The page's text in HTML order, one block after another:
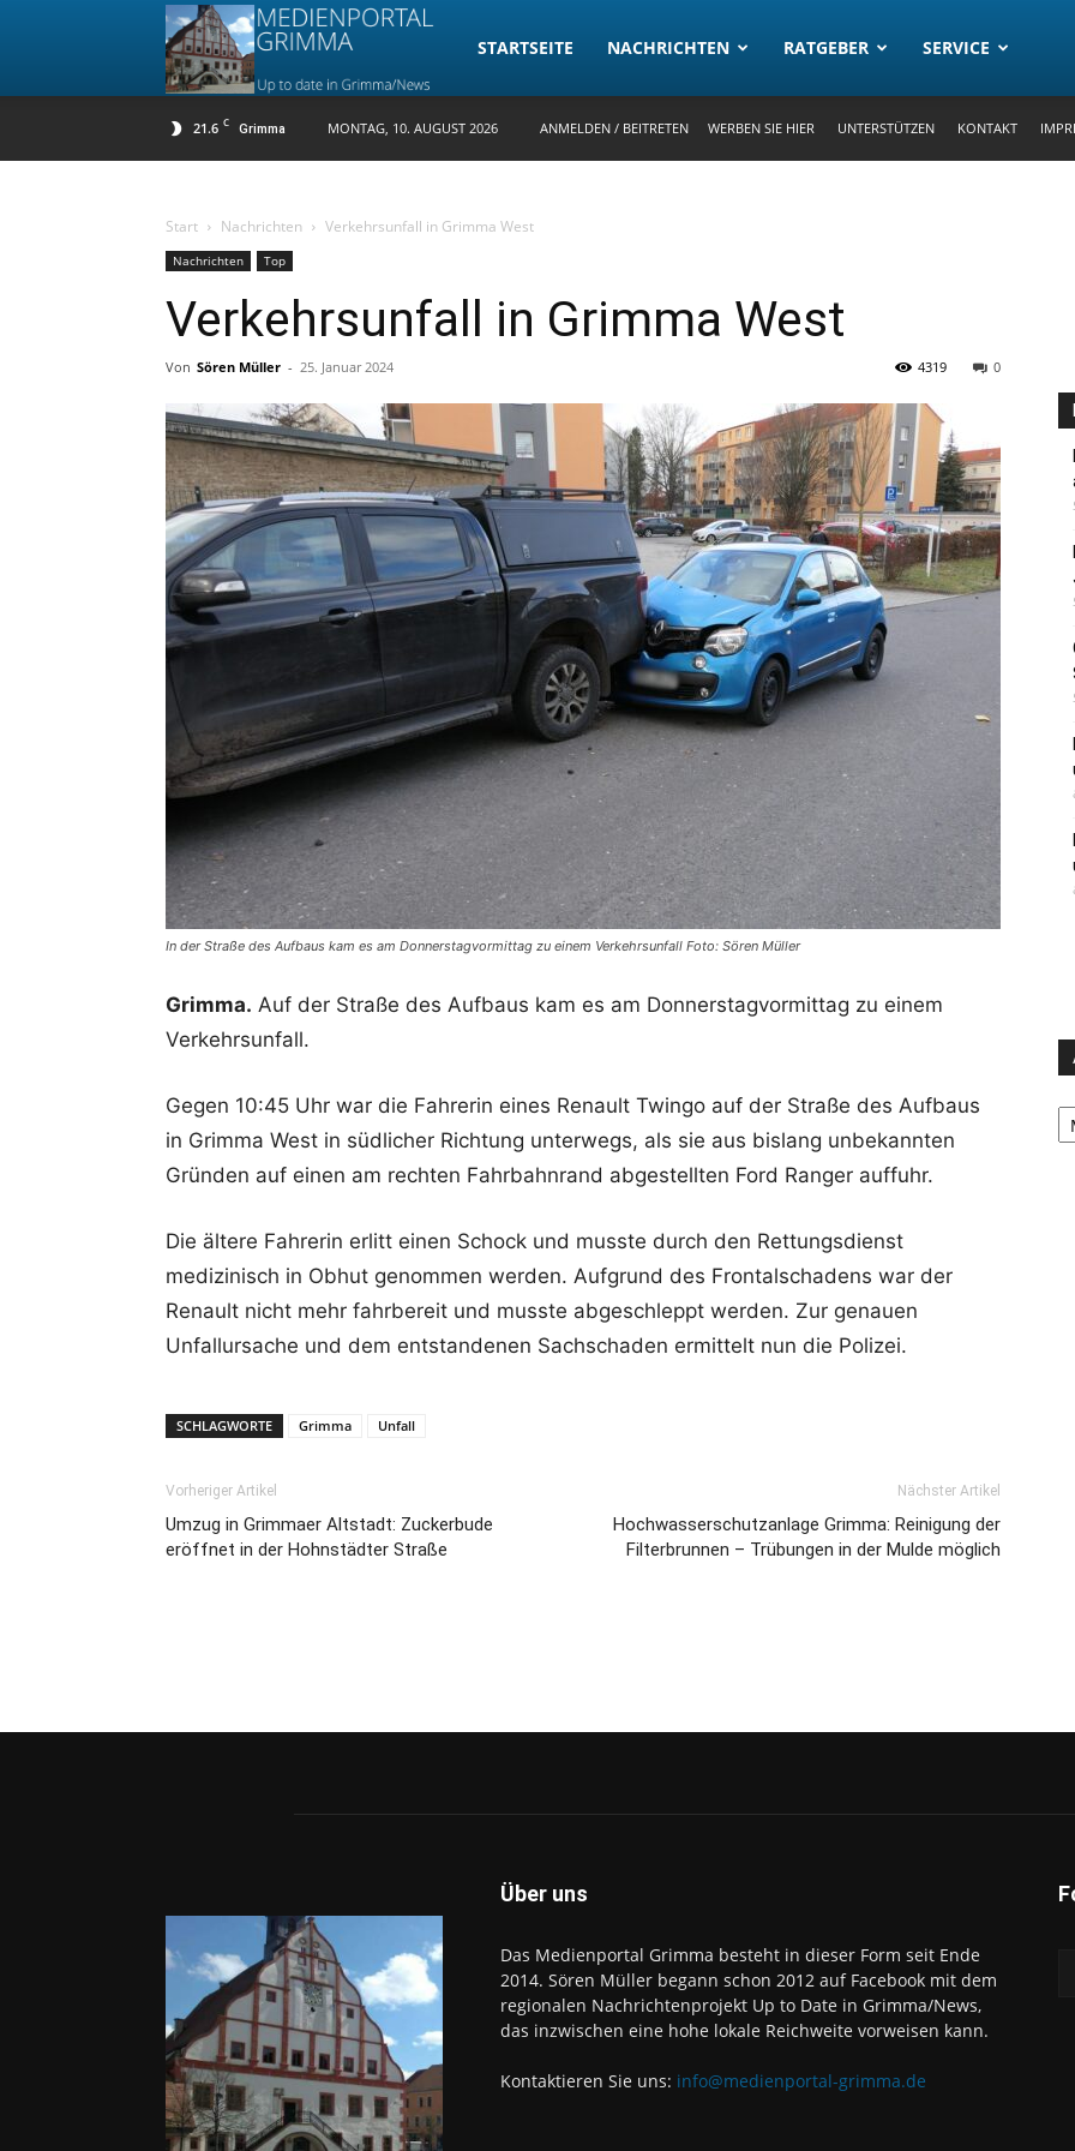
Medienportal
STARTSEITE NACHRICHTEN RATGEBER SERVICE
21.6 C Grimma MONTAG, 10. AUGUST 2026 ANMELDEN / BEITRETEN WERBEN SIE HIER UNTERSTÜTZEN KONTAKT
Start Nachrichten Verkehrsunfall in Grimma West
Nachrichten Top
Verkehrsunfall in Grimma West
Von Sören Müller - 25. Januar 2024 0
4319
In der Straße des Aufbaus kam es am Donnerstagvormittag zu einem Verkehrsunfall Foto: Sören Müller
Grimma. Auf der Straße des Aufbaus kam es am Donnerstagvormittag zu einem
Verkehrsunfall.
Gegen 10:45 Uhr war die Fahrerin eines Renault Twingo auf der Straße des Aufbaus
in Grimma West in südlicher Richtung unterwegs, als sie aus bislang unbekannten
Gründen auf einen am rechten Fahrbahnrand abgestellten Ford Ranger auffuhr.
Die ältere Fahrerin erlitt einen Schock und musste durch den Rettungsdienst
medizinisch in Obhut genommen werden. Aufgrund des Frontalschadens war der
Renault nicht mehr fahrbereit und musste abgeschleppt werden. Zur genauen
Unfallursache und dem entstandenen Sachschaden ermittelt nun die Polizei.
SCHLAGWORTE Grimma Unfall
Vorheriger Artikel
Umzug in Grimmaer Altstadt: Zuckerbude
eröffnet in der Hohnstädter Straße
Nächster Artikel
Hochwasserschutzanlage Grimma: Reinigung der
Filterbrunnen – Trübungen in der Mulde möglich
Über uns
Das Medienportal Grimma besteht in dieser Form seit Ende
2014. Sören Müller begann schon 2012 auf Facebook mit dem
regionalen Nachrichtenprojekt Up to Date in Grimma/News,
das inzwischen eine hohe lokale Reichweite vorweisen kann.
Kontaktieren Sie uns: info@medienportal-grimma.de